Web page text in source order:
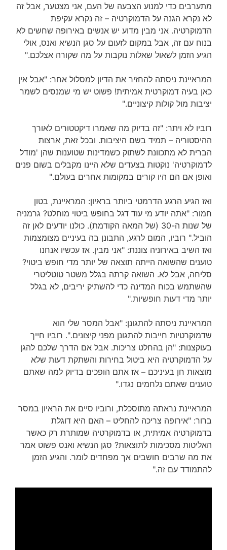
מתערבים כדי למנוע הצבעה של העם, אני מצטער, אבל זה
לא נקרא הגנה על הדמוקרטיה – זה נקרא עקיפת
הדמוקרטיה. אני מבין מדוע יש אנשים באירופה שחשים לא
בנוח עם זה, אבל במקום לזעום על סגן הנשיא ואנס, אולי
הגיע הזמן לשאול שאלות נוקבות על מה שקורה אצלכם."
המראיינת ניסתה להחזיר את הדיון למסלול אחר: "אבל אין
כאן בעיה דמוקרטית אמיתית! פשוט יש מי שמנסים לשמר
יציבות מול קולות קיצוניים."
רוביו לא ויתר: "זה בדיוק מה שאמרו דיקטטורים לאורך
ההיסטוריה – תמיד בשם היציבות. ובכל זאת, ארצות
הברית לא מתכוונת לשתוק כשמדינות שטוענות שהן 'מודל
לדמוקרטיה' נוקטות בצעדים שלא היינו מקבלים בשום פנים
ואופן אם הם היו קורים במקומות אחרים בעולם."
ואז הגיע הרגע הדרמטי ביותר בראיון: המראיינת, בטון
חמור: "אתה יודע מי עוד דגל בחופש ביטוי מוחלט? גרמניה
של שנות ה-30 (של המאה הקודמת). כולנו יודעים לאן זה
הוביל." רוביו, המום לרגע, התבונן בה בעיניים מצומצמות
ואז השיב באירוניה צוננת: "אני מבין. אז עכשיו אנחנו
טוענים שהשואה הייתה תוצאה של יותר מדי חופש ביטוי?
סליחה, אבל לא. השואה קרתה בגלל משטר טוטליטרי
שהשתמש בכוח המדינה כדי להשתיק יריבים, לא בגלל
יותר מדי דעות חופשיות."
המראיינת ניסתה להתגונן: "אבל המסר שלי הוא
שדמוקרטיות חייבות להתגונן מפני קיצונים.". רוביו חייך
בעוקצנות: "הן בהחלט צריכות. אבל אם הדרך שלכם להגן
על הדמוקרטיה היא ביטול בחירות והשתקת דעות שלא
מוצאות חן בעיניכם – אז אתם הופכים בדיוק למה שאתם
טוענים שאתם נלחמים נגדו."
המראיינת נראתה מתוסכלת, ורוביו סיים את הראיון במסר
ברור: "אירופה צריכה להחליט – האם היא דוגלת
בדמוקרטיה אמיתית, או בדמוקרטיה שמותרת רק כאשר
האליטות מסכימות לתוצאות? סגן הנשיא ואנס פשוט אמר
את מה שרבים חושבים אך מפחדים לומר. והגיע הזמן
להתמודד עם זה."